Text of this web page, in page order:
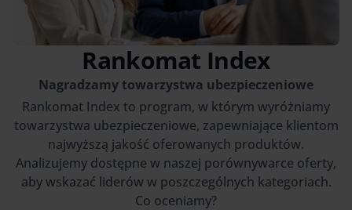
Rankomat Index
Nagradzamy towarzystwa ubezpieczeniowe
Rankomat Index to program, w którym wyróżniamy
towarzystwa ubezpieczeniowe, zapewniające klientom
najwyższą jakość oferowanych produktów.
Analizujemy dostępne w naszej porównywarce oferty,
aby wskazać liderów w poszczególnych kategoriach.
Co oceniamy?